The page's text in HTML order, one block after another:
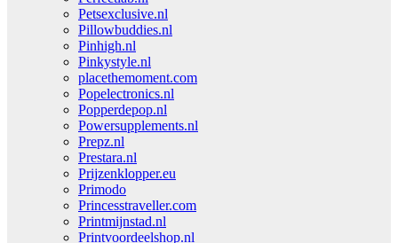
Petsexclusive.nl
Pillowbuddies.nl
Pinhigh.nl
Pinkystyle.nl
placethemoment.com
Popelectronics.nl
Popperdepop.nl
Powersupplements.nl
Prepz.nl
Prestara.nl
Prijzenklopper.eu
Primodo
Princesstraveller.com
Printmijnstad.nl
Printvoordeelshop.nl